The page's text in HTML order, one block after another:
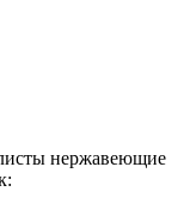
нержавеющие